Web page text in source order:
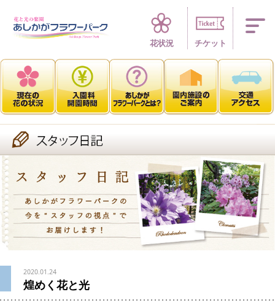
四季折々 花の
花状況 チケット
2020.01.24
煌めく花と光